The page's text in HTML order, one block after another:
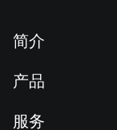
简介
新闻中心
产品
服务